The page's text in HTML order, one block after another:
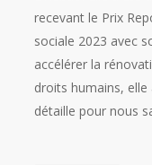
recevant le Prix
sociale 2023 avec
accélérer la
droits humains,
détaille pour nous